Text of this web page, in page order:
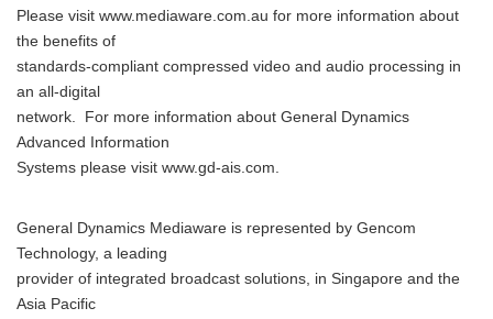
Please visit www.mediaware.com.au for more information about
the benefits of
standards-compliant compressed video and audio processing in
an all-digital
network. For more information about General Dynamics
Advanced Information
Systems please visit www.gd-ais.com.
General Dynamics Mediaware is represented by Gencom
Technology, a leading
provider of integrated broadcast solutions, in Singapore and the
Asia Pacific